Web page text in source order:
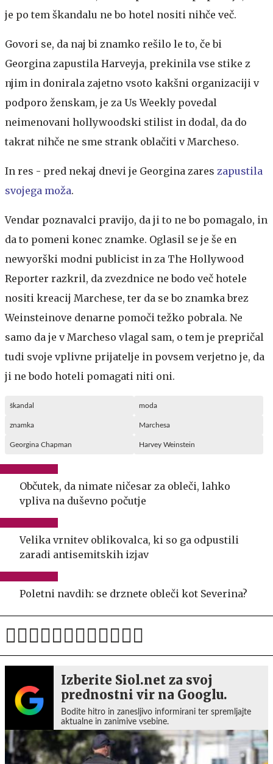
je po tem škandalu ne bo hotel nositi nihče več.
Govori se, da naj bi znamko rešilo le to, če bi
Georgina zapustila Harveyja, prekinila vse stike z
njim in donirala zajetno vsoto kakšni organizaciji v
podporo ženskam, je za Us Weekly povedal
neimenovani hollywoodski stilist in dodal, da do
takrat nihče ne sme strank oblačiti v Marcheso.
In res - pred nekaj dnevi je Georgina zares zapustila
svojega moža.
Vendar poznavalci pravijo, da ji to ne bo pomagalo, in
da to pomeni konec znamke. Oglasil se je še en
newyorški modni publicist in za The Hollywood
Reporter razkril, da zvezdnice ne bodo več hotele
nositi kreacij Marchese, ter da se bo znamka brez
Weinsteinove denarne pomoči težko pobrala. Ne
samo da je v Marcheso vlagal sam, o tem je prepričal
tudi svoje vplivne prijatelje in povsem verjetno je, da
ji ne bodo hoteli pomagati niti oni.
škandal moda
znamka Marchesa
Georgina Chapman Harvey Weinstein
Občutek, da nimate ničesar za obleči, lahko
vpliva na duševno počutje
Velika vrnitev oblikovalca, ki so ga odpustili
zaradi antisemitskih izjav
Poletni navdih: se drznete obleči kot Severina?
Izberite Siol.net za svoj
prednostni vir na Googlu.
Bodite hitro in zanesljivo informirani ter spremljajte
aktualne in zanimive vsebine.